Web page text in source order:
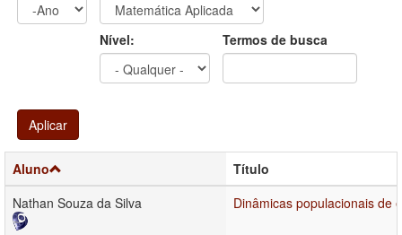
Nível: Termos de busca
Aplicar
Aluno
Título
Nathan Souza da Silva
Dinâmicas populacionais de